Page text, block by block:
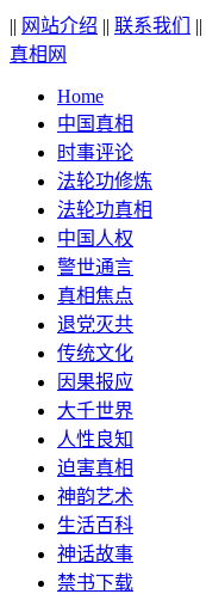
|| 网站介绍 || 联系我们 ||
真相网
Home
中国真相
时事评论
法轮功修炼
法轮功真相
中国人权
警世通言
真相焦点
退党灭共
传统文化
因果报应
大千世界
人性良知
迫害真相
神韵艺术
生活百科
神话故事
禁书下载